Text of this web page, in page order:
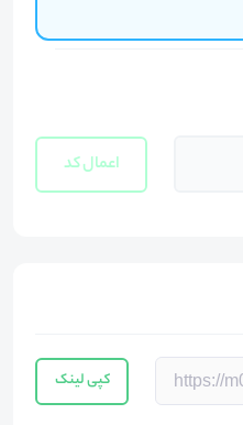
کپی لینک
اعمال کد